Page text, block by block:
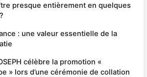
presque entièrement en quelques
: une valeur essentielle de la
célèbre la promotion «
» lors d’une cérémonie de collation